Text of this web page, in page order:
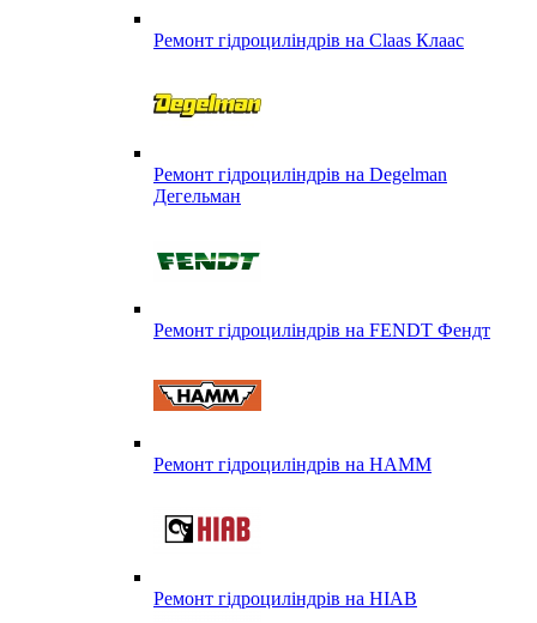
Ремонт гідроциліндрів на Claas Клаас
Ремонт гідроциліндрів на Degelman
Дегельман
Ремонт гідроциліндрів на FENDT Фендт
Ремонт гідроциліндрів на HAMM
Ремонт гідроциліндрів на HIAB